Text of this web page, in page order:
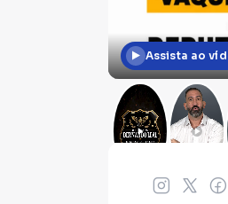
Assista ao